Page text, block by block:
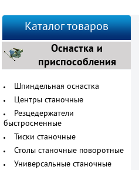
Каталог товаров
Оснастка и
приспособления
Шпиндельная оснастка
Центры станочные
Резцедержатели
быстросменные
Тиски станочные
Столы станочные поворотные
Универсальные станочные